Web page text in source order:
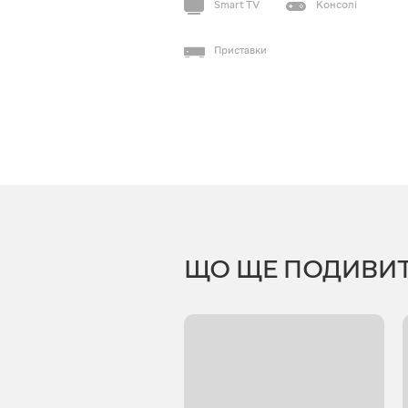
Smart TV Консолі
Приставки
ЩО ЩЕ